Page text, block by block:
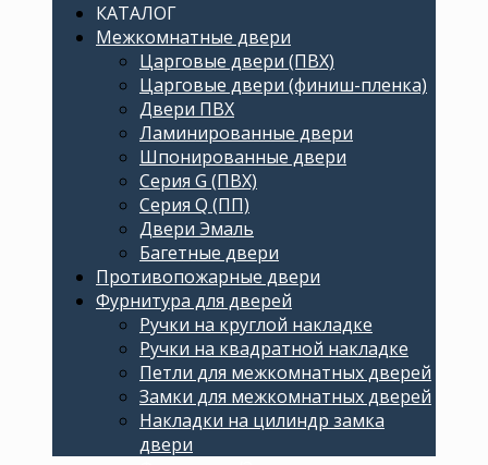
КАТАЛОГ
Межкомнатные двери
Царговые двери (ПВХ)
Царговые двери (финиш-пленка)
Двери ПВХ
Ламинированные двери
Шпонированные двери
Серия G (ПВХ)
Серия Q (ПП)
Двери Эмаль
Багетные двери
Противопожарные двери
Фурнитура для дверей
Ручки на круглой накладке
Ручки на квадратной накладке
Петли для межкомнатных дверей
Замки для межкомнатных дверей
Накладки на цилиндр замка
двери